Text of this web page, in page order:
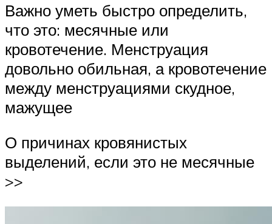
Важно уметь быстро определить,
что это: месячные или
кровотечение. Менструация
довольно обильная, а кровотечение
между менструациями скудное,
мажущее
О причинах кровянистых
выделений, если это не месячные
>>